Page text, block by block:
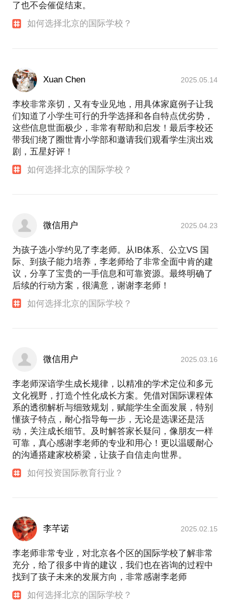
了也不会催促结束。
如何选择北京的国际学校？
Xuan Chen 2025.05.14
李校非常亲切，又有专业见地，用具体家庭例子让我
们知道了小学生可行的升学选择和各自特点优劣势，
这些信息世面极少，非常有帮助和启发！最后李校还
带我们绕了圈世青小学部和邀请我们观看学生演出戏
剧，五星好评！
如何选择北京的国际学校？
微信用户 2025.04.23
为孩子选小学约见了李老师。从IB体系、公立VS 国
际、到孩子能力培养，李老师给了非常全面中肯的建
议，分享了宝贵的一手信息和可靠资源。最终明确了
后续的行动方案，很满意，谢谢李老师！
如何选择北京的国际学校？
微信用户 2025.03.16
李老师深谙学生成长规律，以精准的学术定位和多元
文化视野，打造个性化成长方案。凭借对国际课程体
系的透彻解析与细致规划，赋能学生全面发展，特别
懂孩子特点，耐心指导每一步，无论是选课还是活
动，关注成长细节。及时解答家长疑问，像朋友一样
可靠，真心感谢李老师的专业和用心！更以温暖耐心
的沟通搭建家校桥梁，让孩子自信走向世界。
如何投资国际教育行业？
李芊诺 2025.02.15
李老师非常专业，对北京各个区的国际学校了解非常
充分，给了很多中肯的建议，我们也在咨询的过程中
找到了孩子未来的发展方向，非常感谢李老师
如何选择北京的国际学校？